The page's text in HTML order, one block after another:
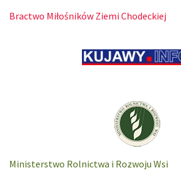
Bractwo Miłośników Ziemi Chodeckiej
Ministerstwo Rolnictwa i Rozwoju Wsi